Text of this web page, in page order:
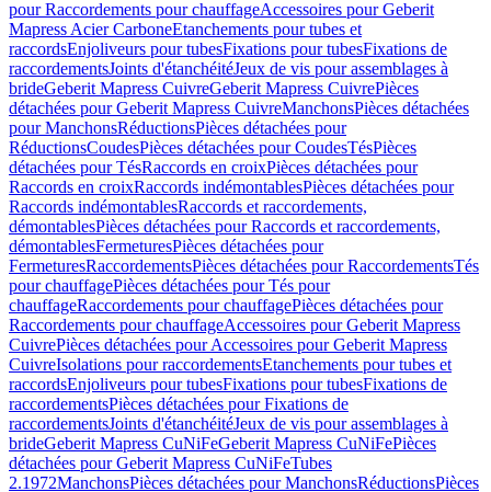
pour Raccordements pour chauffageAccessoires pour Geberit
Mapress Acier CarboneEtanchements pour tubes et
raccordsEnjoliveurs pour tubesFixations pour tubesFixations de
raccordementsJoints d'étanchéitéJeux de vis pour assemblages à
brideGeberit Mapress CuivreGeberit Mapress CuivrePièces
détachées pour Geberit Mapress CuivreManchonsPièces détachées
pour ManchonsRéductionsPièces détachées pour
RéductionsCoudesPièces détachées pour CoudesTésPièces
détachées pour TésRaccords en croixPièces détachées pour
Raccords en croixRaccords indémontablesPièces détachées pour
Raccords indémontablesRaccords et raccordements,
démontablesPièces détachées pour Raccords et raccordements,
démontablesFermeturesPièces détachées pour
FermeturesRaccordementsPièces détachées pour RaccordementsTés
pour chauffagePièces détachées pour Tés pour
chauffageRaccordements pour chauffagePièces détachées pour
Raccordements pour chauffageAccessoires pour Geberit Mapress
CuivrePièces détachées pour Accessoires pour Geberit Mapress
CuivreIsolations pour raccordementsEtanchements pour tubes et
raccordsEnjoliveurs pour tubesFixations pour tubesFixations de
raccordementsPièces détachées pour Fixations de
raccordementsJoints d'étanchéitéJeux de vis pour assemblages à
brideGeberit Mapress CuNiFeGeberit Mapress CuNiFePièces
détachées pour Geberit Mapress CuNiFeTubes
2.1972ManchonsPièces détachées pour ManchonsRéductionsPièces